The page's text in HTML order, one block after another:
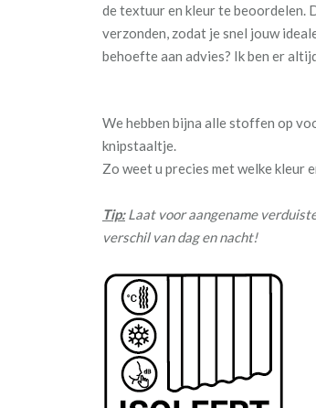
de textuur en kleur te beoordelen.
verzonden, zodat je snel jouw
behoefte aan advies? Ik ben er
We hebben bijna alle stoffen op
knipstaaltje.
Zo weet u precies met welke kleur
Tip:Laat voor aangename
verschil van dag en nacht!